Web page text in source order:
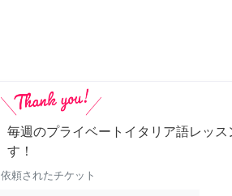
毎週のプライベートイタリア語レッス
す！
依頼されたチケット